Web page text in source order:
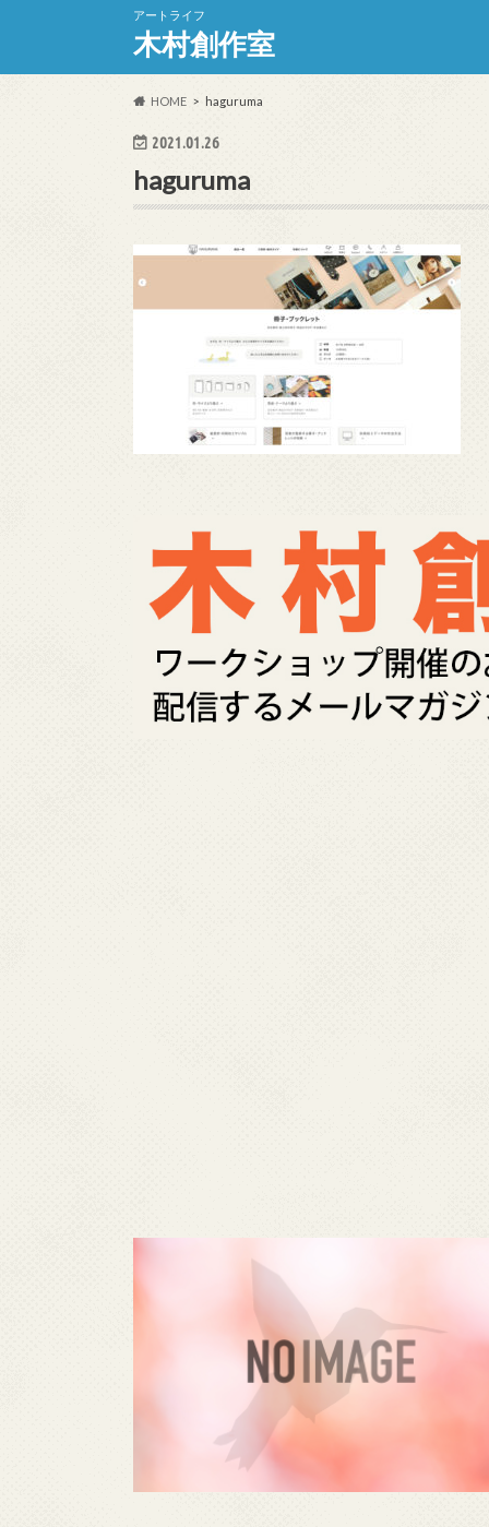
アートライフ
木村創作室
HOME haguruma
2021.01.26
haguruma